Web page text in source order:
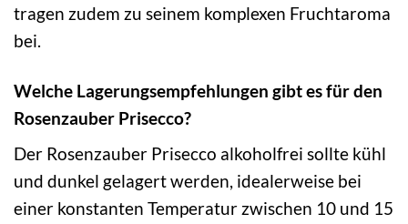
tragen zudem zu seinem komplexen Fruchtaroma
bei.
Welche Lagerungsempfehlungen gibt es für den
Rosenzauber Prisecco?
Der Rosenzauber Prisecco alkoholfrei sollte kühl
und dunkel gelagert werden, idealerweise bei
einer konstanten Temperatur zwischen 10 und 15